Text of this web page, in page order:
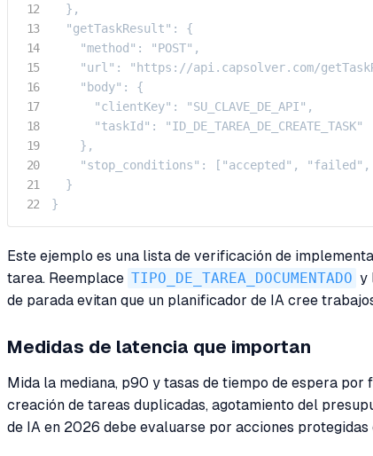
  },
  "getTaskResult": {
    "method": "POST",
"url": "https://api.capsolver.com/
    "body": {
      "clientKey": "SU_CLAVE_DE_API",
      "taskId": "ID_DE_TAREA_DE_CREATE_TASK"
    },
"stop_conditions": ["accepted",
  }
}
Este ejemplo es una lista de verificación de
tarea. Reemplace TIPO_DE_TAREA_DOCUMENTADO y
de parada evitan que un planificador de IA cree
Medidas de latencia que importan
Mida la mediana, p90 y tasas de tiempo de espera
creación de tareas duplicadas, agotamiento del
de IA en 2026 debe evaluarse por acciones